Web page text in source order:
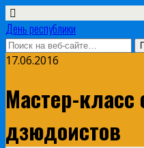
День республики
17.06.2016
Мастер-
дзюдоистов